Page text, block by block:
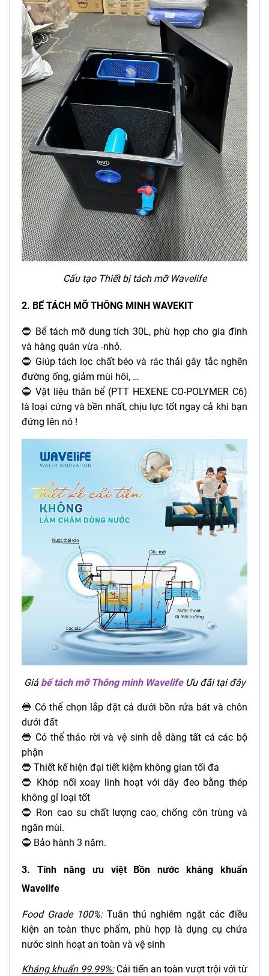
Cấu tạo Thiết bị tách mỡ Wavelife
2. BỂ TÁCH MỠ THÔNG MINH WAVEKIT
🔵 Bể tách mỡ dung tích 30L, phù hợp cho gia đình
và hàng quán vừa -nhỏ.
🔵 Giúp tách lọc chất béo và rác thải gây tắc nghẽn
đường ống, giảm mùi hôi, …
🔵 Vật liệu thân bể (PTT HEXENE CO-POLYMER C6)
là loại cứng và bền nhất, chịu lực tốt ngay cả khi bạn
đứng lên nó !
Giá bể tách mỡ Thông minh WavelifeƯu đãi tại đây
🔵 Có thể chọn lắp đặt cả dưới bồn rửa bát và chôn
dưới đất
🔵 Có thể tháo rời và vệ sinh dễ dàng tất cả các bộ
phận
🔵 Thiết kế hiện đại tiết kiệm không gian tối đa
🔵 Khớp nối xoay linh hoạt với dây đeo bằng thép
không gỉ loại tốt
🔵 Ron cao su chất lượng cao, chống côn trùng và
ngăn mùi.
🔵 Bảo hành 3 năm.
3. Tính năng ưu việt Bồn nước kháng khuẩn
Wavelife
Food Grade 100%:Tuân thủ nghiêm ngặt các điều
kiện an toàn thực phẩm, phù hợp là dụng cụ chứa
nước sinh hoạt an toàn và vệ sinh
Kháng khuẩn 99.99%:Cải tiến an toàn vượt trội với từ